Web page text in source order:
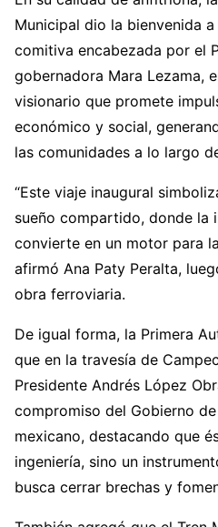
Municipal dio la bienvenida
comitiva encabezada por el
gobernadora Mara Lezama,
visionario que promete
económico y social,
las comunidades a lo largo
“Este viaje inaugural
sueño compartido, donde la
convierte en un motor para
afirmó Ana Paty Peralta,
obra ferroviaria.
De igual forma, la Primera
que en la travesía de
Presidente Andrés López
compromiso del Gobierno
mexicano, destacando que
ingeniería, sino un
busca cerrar brechas y